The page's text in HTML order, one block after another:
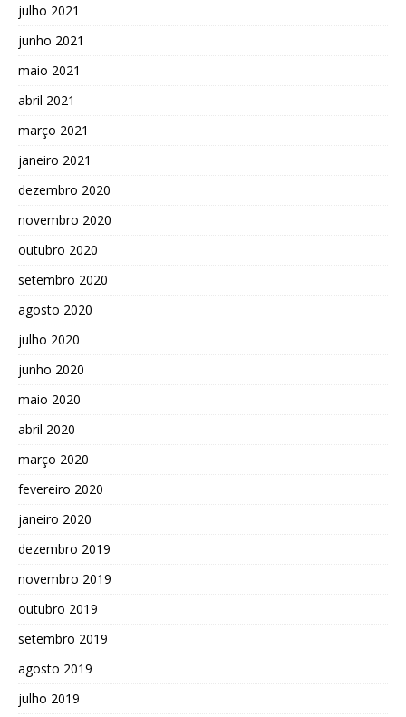
julho 2021
junho 2021
maio 2021
abril 2021
março 2021
janeiro 2021
dezembro 2020
novembro 2020
outubro 2020
setembro 2020
agosto 2020
julho 2020
junho 2020
maio 2020
abril 2020
março 2020
fevereiro 2020
janeiro 2020
dezembro 2019
novembro 2019
outubro 2019
setembro 2019
agosto 2019
julho 2019